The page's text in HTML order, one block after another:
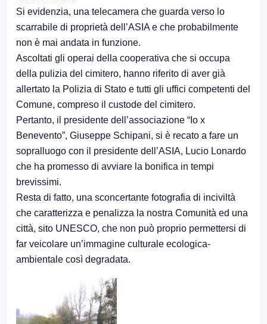
Si evidenzia, una telecamera che guarda verso lo
scarrabile di proprietà dell’ASIA e che probabilmente
non è mai andata in funzione.
Ascoltati gli operai della cooperativa che si occupa
della pulizia del cimitero, hanno riferito di aver già
allertato la Polizia di Stato e tutti gli uffici competenti del
Comune, compreso il custode del cimitero.
Pertanto, il presidente dell’associazione “Io x
Benevento”, Giuseppe Schipani, si è recato a fare un
sopralluogo con il presidente dell’ASIA, Lucio Lonardo
che ha promesso di avviare la bonifica in tempi
brevissimi.
Resta di fatto, una sconcertante fotografia di inciviltà
che caratterizza e penalizza la nostra Comunità ed una
città, sito UNESCO, che non può proprio permettersi di
far veicolare un’immagine culturale ecologica-
ambientale così degradata.